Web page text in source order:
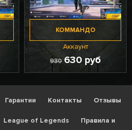
КОММАНДО
Аккаунт
930 630 руб
Гарантии Контакты Отзывы
League of Legends Правила и